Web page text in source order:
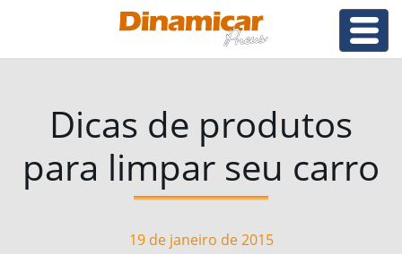
Dicas de produtos
para limpar seu carro
19 de janeiro de 2015